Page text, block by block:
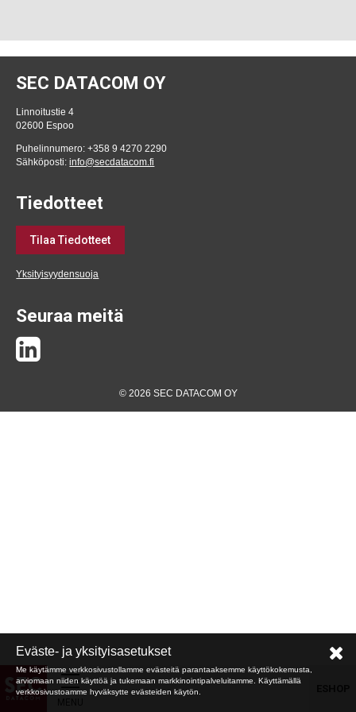
SEC DATACOM OY
Linnoitustie 4
02600 Espoo
Puhelinnumero: +358 9 4270 2290
Sähköposti:info@secdatacom.fi
Tiedotteet
Tilaa Tiedotteet
Yksityisyydensuoja
Seuraa meitä
© 2026 SEC DATACOM OY
Eväste- ja yksityisasetukset
Me käytämme verkkosivustollamme evästeitä parantaaksemme käyttökokemusta,
arviomaan niiden käyttöä ja tukemaan markkinointipalveluitamme. Käyttämällä
verkkosivustoamme hyväksytte evästeiden käytön.